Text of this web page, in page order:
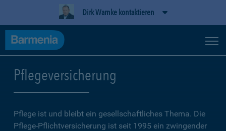
Dirk Warnke kontaktieren
Pflegeversicherung
Pflege ist und bleibt ein gesellschaftliches Thema. Die
Pflege-Pflichtversicherung ist seit 1995 ein zwingender